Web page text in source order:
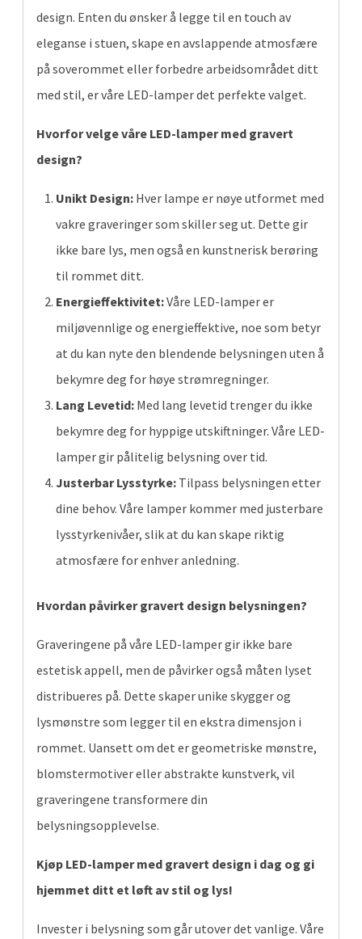
design. Enten du ønsker å legge til en touch av
eleganse i stuen, skape en avslappende atmosfære
på soverommet eller forbedre arbeidsområdet ditt
med stil, er våre LED-lamper det perfekte valget.
Hvorfor velge våre LED-lamper med gravert
design?
Unikt Design: Hver lampe er nøye utformet med
vakre graveringer som skiller seg ut. Dette gir
ikke bare lys, men også en kunstnerisk berøring
til rommet ditt.
Energieffektivitet:Våre LED-lamper er
miljøvennlige og energieffektive, noe som betyr
at du kan nyte den blendende belysningen uten å
bekymre deg for høye strømregninger.
Lang Levetid: Med lang levetid trenger du ikke
bekymre deg for hyppige utskiftninger. Våre LED-
lamper gir pålitelig belysning over tid.
Justerbar Lysstyrke: Tilpass belysningen etter
dine behov. Våre lamper kommer med justerbare
lysstyrkenivåer, slik at du kan skape riktig
atmosfære for enhver anledning.
Hvordan påvirker gravert design belysningen?
Graveringene på våre LED-lamper gir ikke bare
estetisk appell, men de påvirker også måten lyset
distribueres på. Dette skaper unike skygger og
lysmønstre som legger til en ekstra dimensjon i
rommet. Uansett om det er geometriske mønstre,
blomstermotiver eller abstrakte kunstverk, vil
graveringene transformere din
belysningsopplevelse.
Kjøp LED-lamper med gravert design i dag og gi
hjemmet ditt et løft av stil og lys!
Invester i belysning som går utover det vanlige. Våre